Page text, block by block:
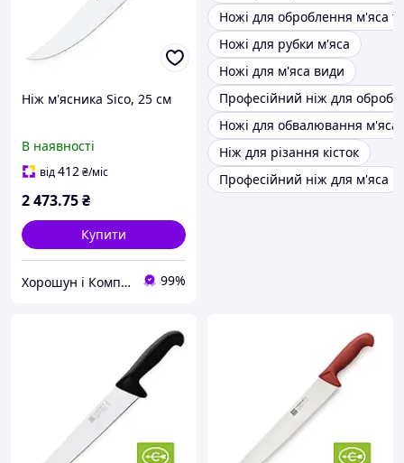
Ніж м'ясника Sico, 25 см
В наявності
від412₴/міс
2 473.75₴
Купити
Хорошун і Компанія 99%
Ножі для оброблення м'яса та
Ножі для рубки м'яса
Ножі для м'яса види
Професійний ніж для
Ножі для обвалювання м'яса
Ніж для різання кісток
Професійний ніж для м'яса